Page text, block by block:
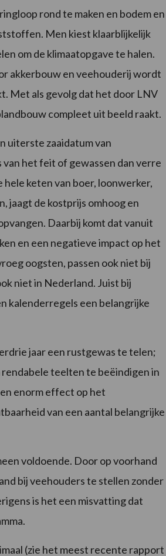
rond te maken en bodem en
Men kiest klaarblijkelijk
om de klimaatopgave te halen.
akkerbouw en veehouderij wordt
Met als gevolg dat het door LNV
compleet uit beeld raakt.
uiterste zaaidatum van
het feit of gewassen dan verre
keten van boer, loonwerker,
jaagt de kostprijs omhoog en
Daarbij komt dat vanuit
en een negatieve impact op het
oogsten, passen ook niet bij
niet in Nederland. Juist bij
kalenderregels een belangrijke
jaar een rustgewas te telen;
teelten te beëindigen in
enorm effect op het
van een aantal belangrijke
voldoende. Door op voorhand
bij veehouders te stellen zonder
is het een misvatting dat
(zie het meest recente rapport